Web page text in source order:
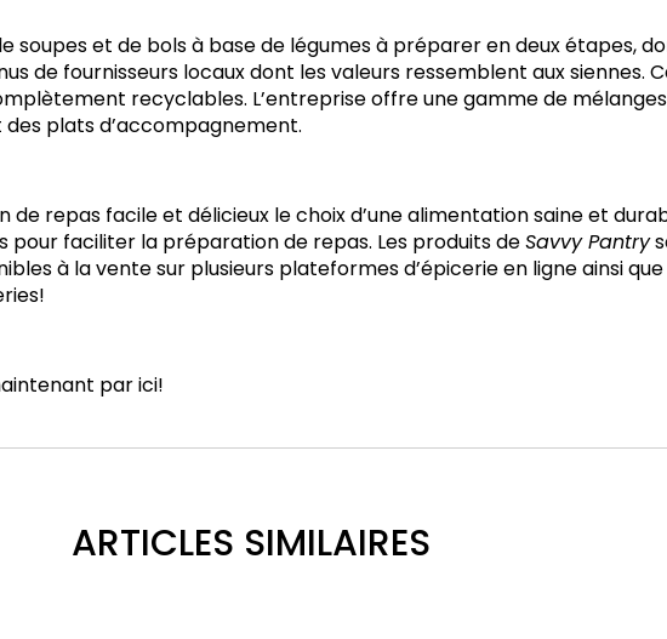
soupes et de bols à base de légumes à préparer en deux étapes,
de fournisseurs locaux dont les valeurs ressemblent aux siennes.
recyclables. L’entreprise offre une gamme de mélanges
plats d’accompagnement.
de repas facile et délicieux le choix d’une alimentation saine et
pour faciliter la préparation de repas. Les produits deSavvy Pantry
à la vente sur plusieurs plateformes d’épicerie en ligne ainsi que
parici!
ARTICLES SIMILAIRES